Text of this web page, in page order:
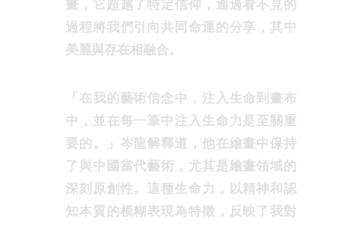
畫，它超越了特定信仰，通過看不見的
過程將我們引向共同命運的分享，其中
美麗與存在相融合。
「在我的藝術信念中，注入生命到畫布
中，並在每一筆中注入生命力是至關重
要的。」岑龍解釋道，他在繪畫中保持
了與中國當代藝術，尤其是繪畫領域的
深刻原創性。這種生命力，以精神和認
知本質的模糊表現為特徵，反映了我對